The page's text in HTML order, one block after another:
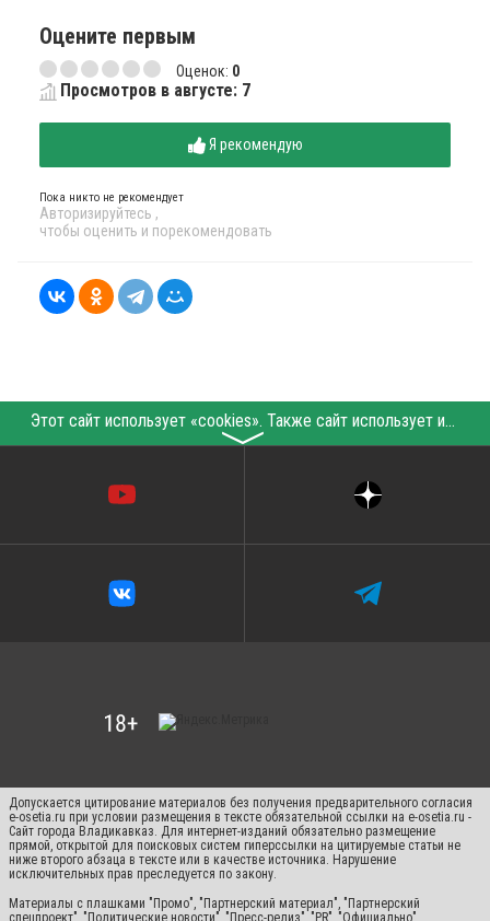
Оцените первым
Оценок: 0
Просмотров в августе: 7
Я рекомендую
Пока никто не рекомендует
Авторизируйтесь ,
чтобы оценить и порекомендовать
Этот сайт использует «cookies». Также сайт использует интернет-сервис для сбора технических данных касательно посетителей с целью получения маркетинговой и статистической информации. Условия обработки данных посетителей сайта см.
〉
Допускается цитирование материалов без получения предварительного согласия
e-osetia.ru при условии размещения в тексте обязательной ссылки на e-osetia.ru -
Сайт города Владикавказ. Для интернет-изданий обязательно размещение
прямой, открытой для поисковых систем гиперссылки на цитируемые статьи не
ниже второго абзаца в тексте или в качестве источника. Нарушение
исключительных прав преследуется по закону.
Материалы с плашками "Промо", "Партнерский материал", "Партнерский